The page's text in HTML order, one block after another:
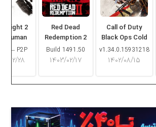
Call of Duty
Black Ops Cold
War
v1.34.0.15931218
۱۴۰۲/۰۸/۱۵
Red Dead
Redemption 2
Build 1491.50
۱۴۰۳/۰۲/۱۷
Light 2
Human
– P2P
۱۴۰۳/